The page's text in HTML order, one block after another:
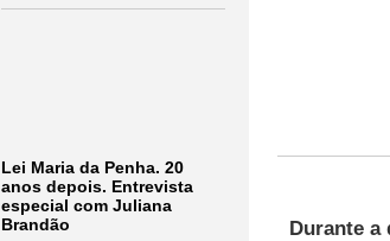
Lei Maria da Penha. 20
anos depois. Entrevista
especial com Juliana
Brandão
Durante